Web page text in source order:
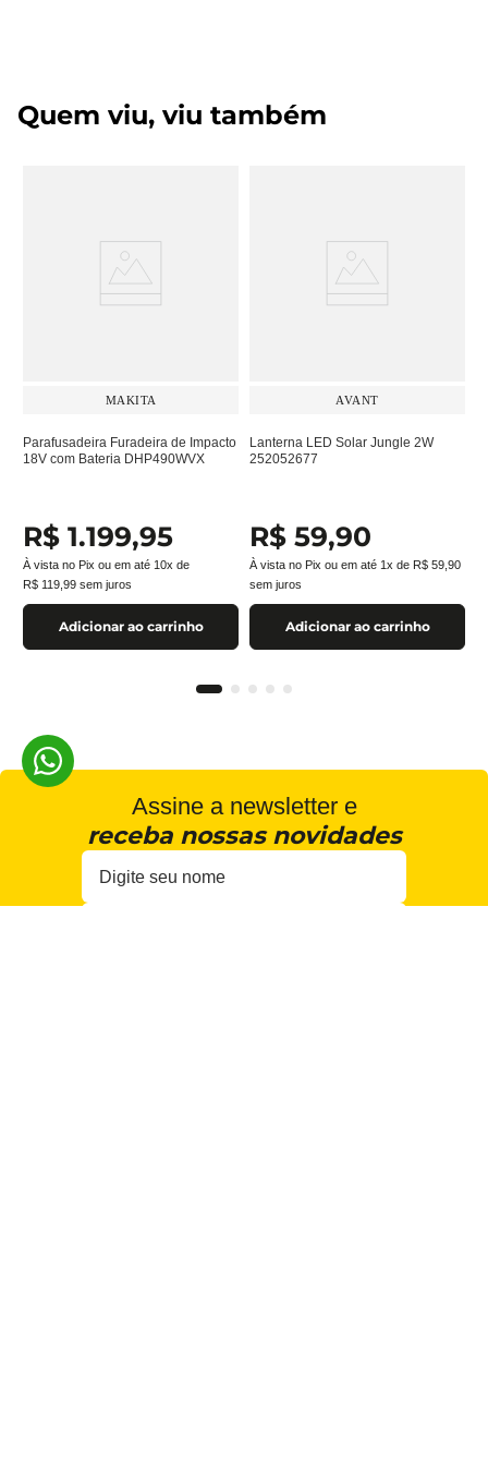
Quem viu, viu também
MAKITA
Parafusadeira Furadeira de Impacto
18V com Bateria DHP490WVX
R$ 1.199,95
À vista no Pix ou em até 10x de
R$ 119 99 sem juros
Adicionar ao carrinho
AVANT
Lanterna LED Solar Jungle 2W
252052677
R$ 59,90
À vista no Pix ou em até 1x de R$ 59 90
sem juros
Adicionar ao carrinho
Assine a newsletter e
receba nossas novidades